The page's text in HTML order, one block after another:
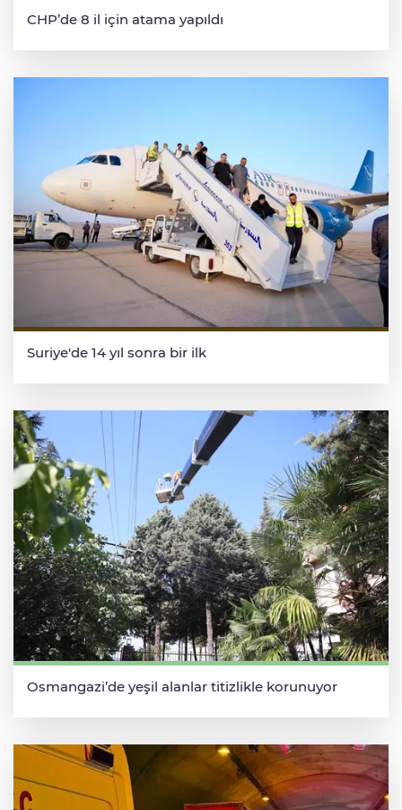
CHP’de 8 il için atama yapıldı
Suriye'de 14 yıl sonra bir ilk
Osmangazi’de yeşil alanlar titizlikle korunuyor